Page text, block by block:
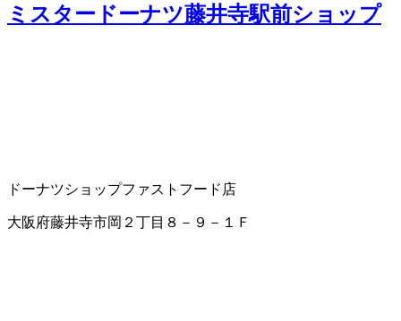
ミスタードーナツ藤井寺駅前ショップ
ドーナツショップファストフード店
大阪府藤井寺市岡２丁目８－９－１Ｆ